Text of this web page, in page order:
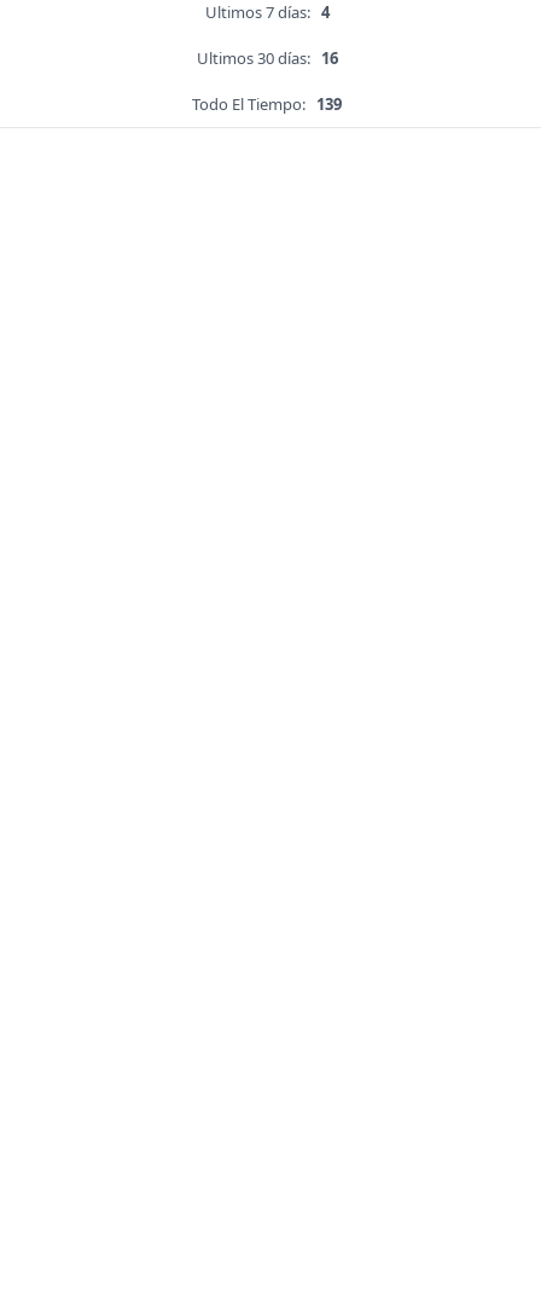
Ultimos 7 días: 4
Ultimos 30 días: 16
Todo El Tiempo: 139